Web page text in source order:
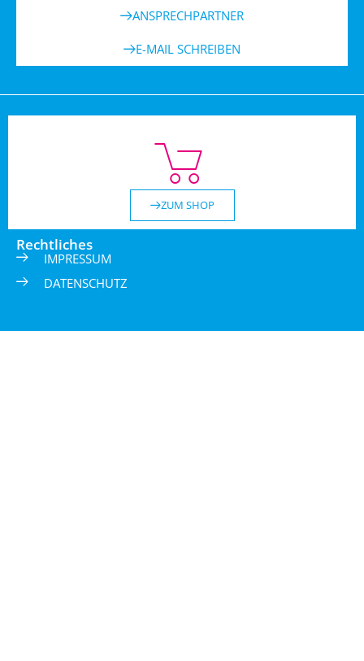
ANSPRECHPARTNER
E-MAIL SCHREIBEN
ZUM SHOP
Rechtliches
IMPRESSUM
DATENSCHUTZ